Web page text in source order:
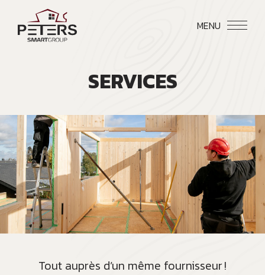
MENU
SERVICES
Tout auprès d’un même fournisseur !